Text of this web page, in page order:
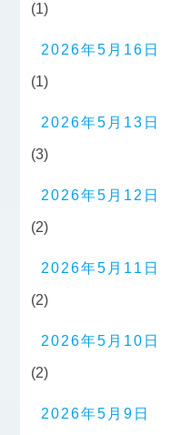
(1)
2026年5月16日
(1)
2026年5月13日
(3)
2026年5月12日
(2)
2026年5月11日
(2)
2026年5月10日
(2)
2026年5月9日